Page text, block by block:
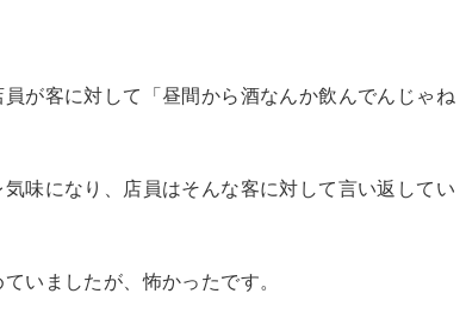
が客に対して「昼間から酒なんか飲んでんじゃね
味になり、店員はそんな客に対して言い返してい
いましたが、怖かったです。